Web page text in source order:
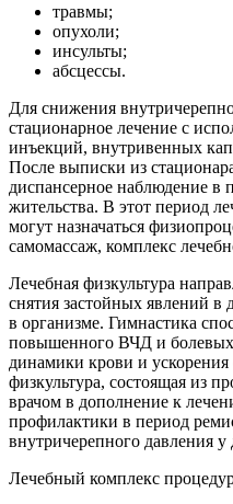
травмы;
опухоли;
инсульты;
абсцессы.
Для снижения
стационарное лечение с
инъекций, внутривенных
После выписки из
диспансерное наблюдение в
жительства. В этот период
могут назначаться
самомассаж, комплекс
Лечебная физкультура
снятия застойных явлений
в организме. Гимнастика
повышенного ВЧД и
динамики крови и
физкультура, состоящая из
врачом в дополнение к
профилактики в период
внутричерепного давления у
Лечебный комплекс